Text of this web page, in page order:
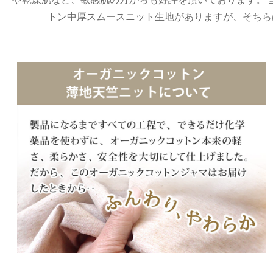
トン中厚スムースニット生地がありますが、そち